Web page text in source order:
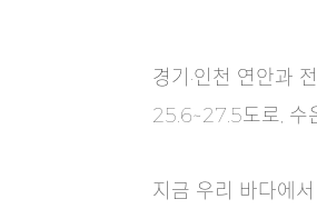
경기·인천 연안과
25.6~27.5도로, 수
지금 우리 바다에